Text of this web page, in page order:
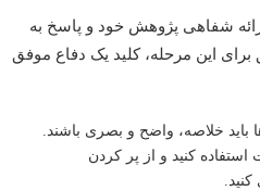
پژوهش خود و پاسخ به
مرحله، کلید یک دفاع موفق
خلاصه، واضح و بصری باشند.
کنید و از پر کردن